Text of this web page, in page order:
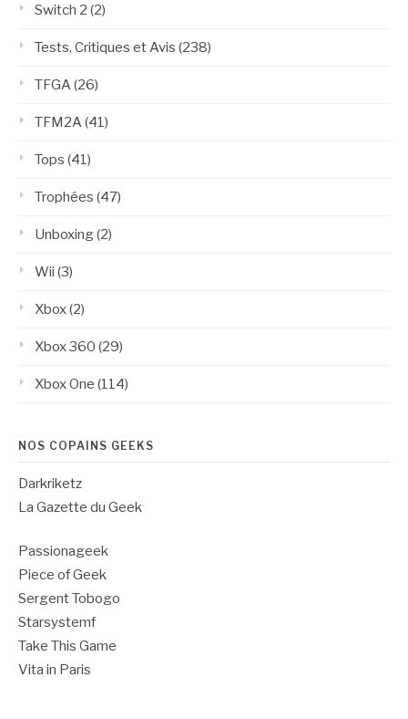
Switch 2 (2)
Tests, Critiques et Avis (238)
TFGA(26)
TFM2A(41)
Tops (41)
Trophées (47)
Unboxing(2)
Wii (3)
Xbox(2)
Xbox 360 (29)
Xbox One (114)
NOS COPAINS GEEKS
Darkriketz
La Gazette du Geek
Passionageek
Piece of Geek
Sergent Tobogo
Starsystemf
Take This Game
Vita in Paris